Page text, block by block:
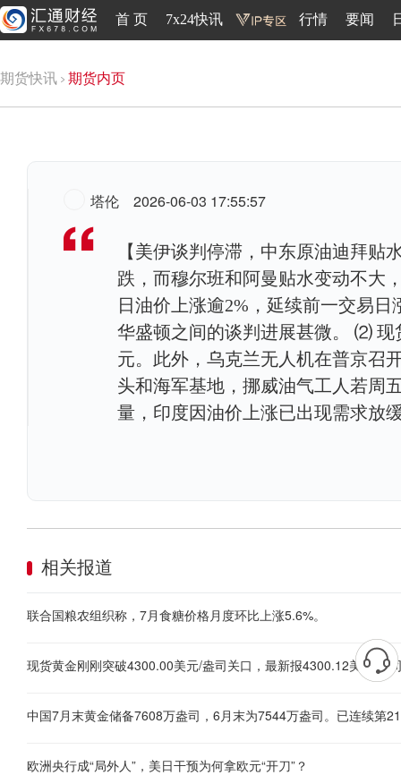
首 页 7x24快讯 行情 要闻
期货快讯 期货内页
塔伦 2026-06-03 17:55:57
【美伊谈判停滞，中东原油迪拜
跌，而穆尔班和阿曼贴水变动不大
日油价上涨逾2%，延续前一交易
华盛顿之间的谈判进展甚微。 ⑵ 现
元。此外，乌克兰无人机在普京召
头和海军基地，挪威油气工人若周
量，印度因油价上涨已出现需求放
相关报道
联合国粮农组织称，7月食糖价格月度环比上涨5.6%。
中国7月末黄金储备7608万盎司，6月末为7544万盎司。已连续第
欧洲央行成“局外人”，美日干预为何拿欧元“开刀”？